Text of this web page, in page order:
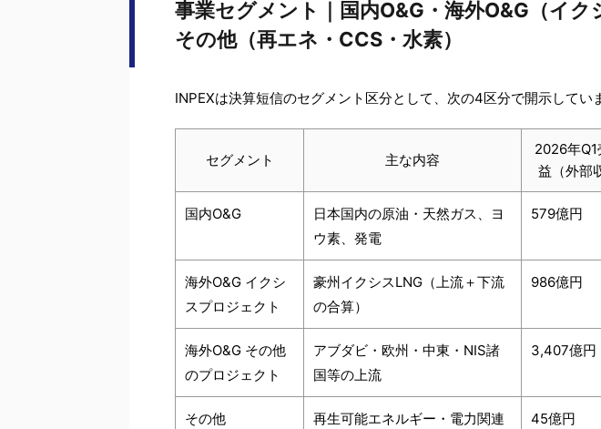
事業セグメント｜国内O&G・海外O&G（イク
その他（再エネ・CCS・水素）
INPEXは決算短信のセグメント区分として、次の4区分で開示してい
セグメント 主な内容
2026年Q1
益（外部
国内O&G
日本国内の原油・天然ガス、ヨ
ウ素、発電
579億円
海外O&G イクシ
スプロジェクト
豪州イクシスLNG（上流＋下流
の合算）
986億円
海外O&G その他
のプロジェクト
アブダビ・欧州・中東・NIS諸
国等の上流
3,407億円
その他
再生可能エネルギー・電力関連
45億円